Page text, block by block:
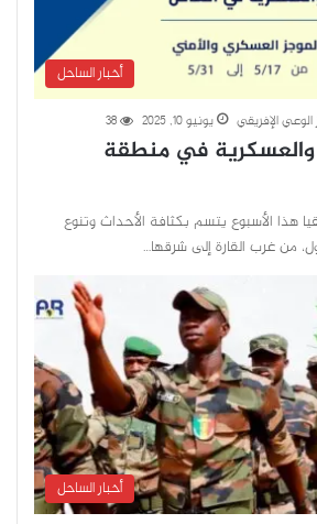
أخبار الساحل
الإفريقي يونيو 10, 2025 38
والعسكرية في منطقة
هذا الأسبوع يتسم بكثافة الأحداث وتنوع
من غرب القارة إلى شرقها…
أخبار الساحل